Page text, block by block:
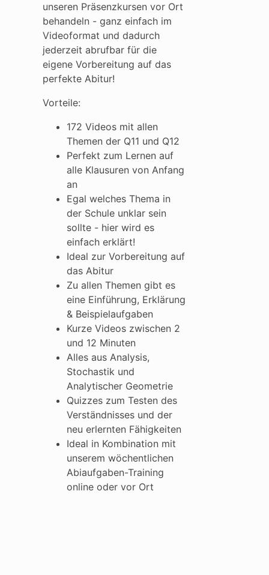
unseren Präsenzkursen vor Ort
behandeln - ganz einfach im
Videoformat und dadurch
jederzeit abrufbar für die
eigene Vorbereitung auf das
perfekte Abitur!
Vorteile:
172 Videos mit allen
Themen der Q11 und Q12
Perfekt zum Lernen auf
alle Klausuren von Anfang
an
Egal welches Thema in
der Schule unklar sein
sollte - hier wird es
einfach erklärt!
Ideal zur Vorbereitung auf
das Abitur
Zu allen Themen gibt es
eine Einführung, Erklärung
& Beispielaufgaben
Kurze Videos zwischen 2
und 12 Minuten
Alles aus Analysis,
Stochastik und
Analytischer Geometrie
Quizzes zum Testen des
Verständnisses und der
neu erlernten Fähigkeiten
Ideal in Kombination mit
unserem wöchentlichen
Abiaufgaben-Training
online oder vor Ort